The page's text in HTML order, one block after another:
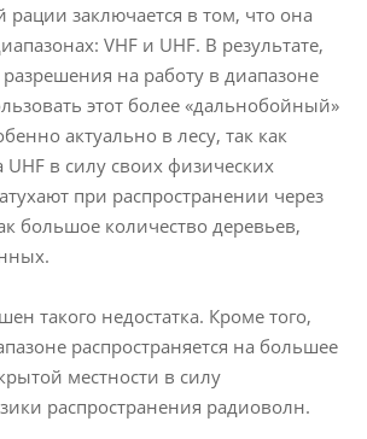
рации заключается в том, что она
VHF и UHF. В результате,
на работу в диапазоне
этот более «дальнобойный»
актуально в лесу, так как
в силу своих физических
при распространении через
большое количество деревьев,
такого недостатка. Кроме того,
распространяется на большее
местности в силу
распространения радиоволн.